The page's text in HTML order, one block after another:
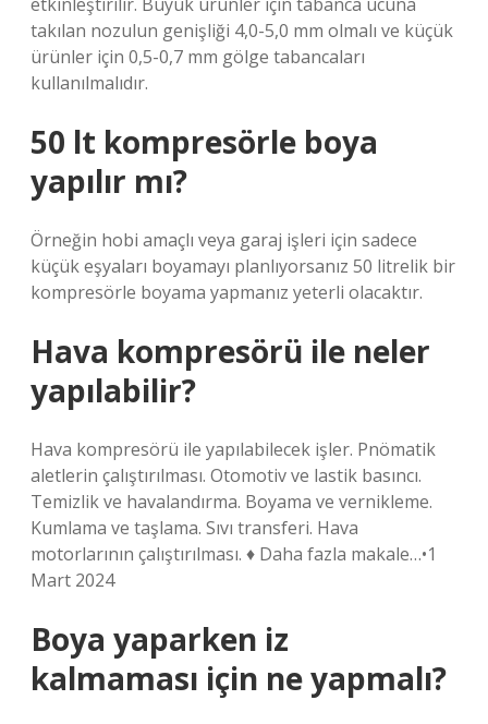
takılan nozulun genişliği 4,0-5,0 mm olmalı ve küçük
ürünler için 0,5-0,7 mm gölge tabancaları
kullanılmalıdır.
50 lt kompresörle boya
yapılır mı?
Örneğin hobi amaçlı veya garaj işleri için sadece
küçük eşyaları boyamayı planlıyorsanız 50 litrelik bir
kompresörle boyama yapmanız yeterli olacaktır.
Hava kompresörü ile neler
yapılabilir?
Hava kompresörü ile yapılabilecek işler. Pnömatik
aletlerin çalıştırılması. Otomotiv ve lastik basıncı.
Temizlik ve havalandırma. Boyama ve vernikleme.
Kumlama ve taşlama. Sıvı transferi. Hava
motorlarının çalıştırılması. ♦ Daha fazla makale…•1
Mart 2024
Boya yaparken iz
kalmaması için ne yapmalı?